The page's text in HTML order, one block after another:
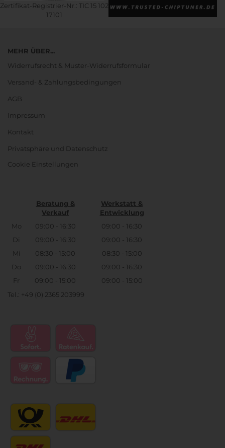
Zertifikat-Registrier-Nr.: TIC 15 102
17101
MEHR ÜBER...
Widerrufsrecht & Muster-Widerrufsformular
Versand- & Zahlungsbedingungen
AGB
Impressum
Kontakt
Privatsphäre und Datenschutz
Cookie Einstellungen
Beratung &
Verkauf
Werkstatt &
Entwicklung
Mo
09:00 - 16:30
09:00 - 16:30
Di
09:00 - 16:30
09:00 - 16:30
Mi
08:30 - 15:00
08:30 - 15:00
Do
09:00 - 16:30
09:00 - 16:30
Fr
09:00 - 15:00
09:00 - 15:00
Tel.: +49 (0) 2365 203999